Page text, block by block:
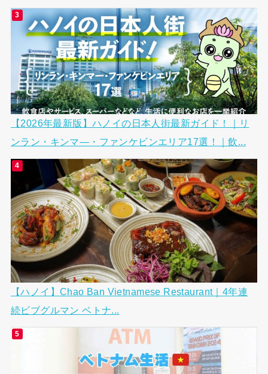
【2026年最新版】ハノイの日本人街最新ガイド！｜リ
ンラン・キンマ―・ファンケビンエリア17選！｜飲...
【ハノイ】Chao Ban Vietnamese Restaurant｜4年連
続ビブグルマン ベトナ...